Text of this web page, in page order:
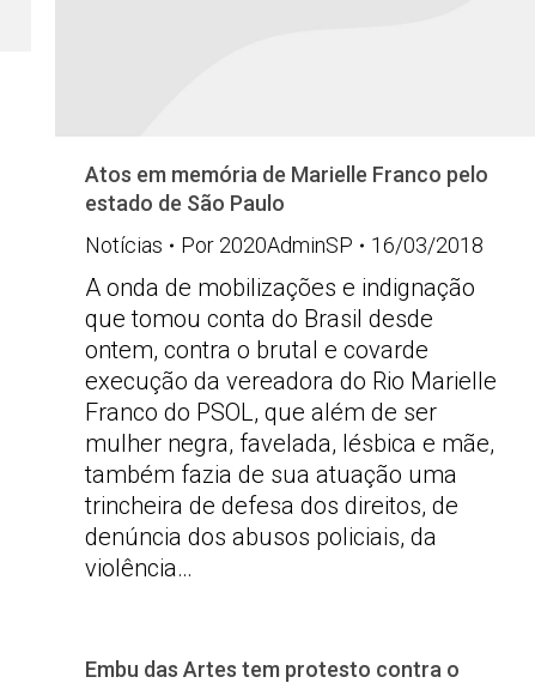
Atos em memória de Marielle Franco pelo
estado de São Paulo
Notícias
Por 2020AdminSP 16/03/2018
A onda de mobilizações e indignação
que tomou conta do Brasil desde
ontem, contra o brutal e covarde
execução da vereadora do Rio Marielle
Franco do PSOL, que além de ser
mulher negra, favelada, lésbica e mãe,
também fazia de sua atuação uma
trincheira de defesa dos direitos, de
denúncia dos abusos policiais, da
violência…
Embu das Artes tem protesto contra o